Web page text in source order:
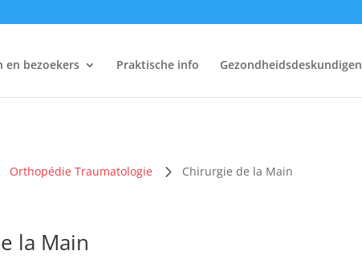
en bezoekers Praktische info Gezondheidsdeskundigen
Orthopédie Traumatologie Chirurgie de la Main
la Main